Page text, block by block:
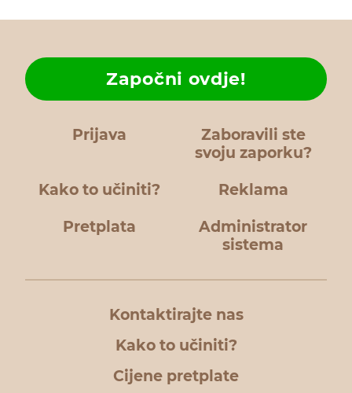
Prijava
Zaboravili ste
svoju zaporku?
Kako to učiniti?
Započni ovdje!
Reklama
Pretplata
Administrator
sistema
Kontaktirajte nas
Kako to učiniti?
Cijene pretplate